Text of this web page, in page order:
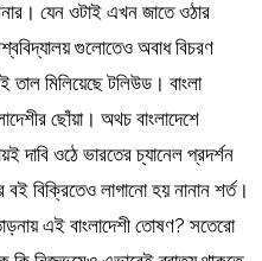
যেন ওটাই এখন জাতে ওঠার
গুলোতেও অবাধ বিচরণ
তাল মিলিয়েছে টলিউড। বাংলা
ছোঁয়া। অথচ বাংলাদেশে
দাবি ওঠে ভারতের চ্যানেল প্রদর্শন
বিক্রিতেও লাগানো হয় নানান শর্ত।
এই বাংলাদেশী তোষণ? সতেরো